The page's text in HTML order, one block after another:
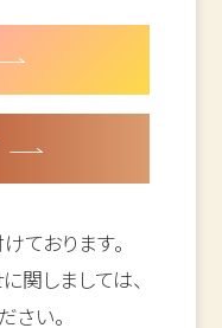
ております。
関しましては、
さい。